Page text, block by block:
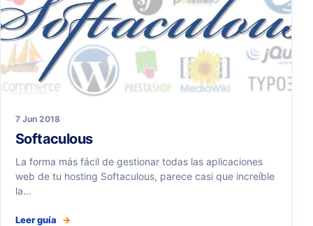
7 Jun 2018
Softaculous
La forma más fácil de gestionar todas las aplicaciones
web de tu hosting Softaculous, parece casi que increíble
la…
Leer guía →